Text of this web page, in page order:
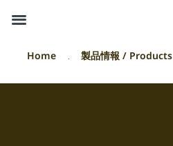
Home 製品情報 / Products